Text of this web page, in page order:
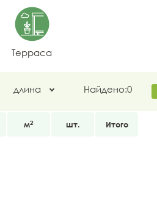
Терраса
длина Найдено:0
м2 шт. Итого